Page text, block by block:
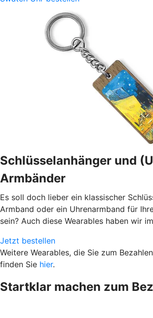
Schlüsselanhänger und
Armbänder
Es soll doch lieber ein klassischer
Armband oder ein Uhrenarmband für
sein? Auch diese Wearables haben wir
Jetzt bestellen
Weitere Wearables, die Sie zum
finden Sie hier.
Startklar machen zum